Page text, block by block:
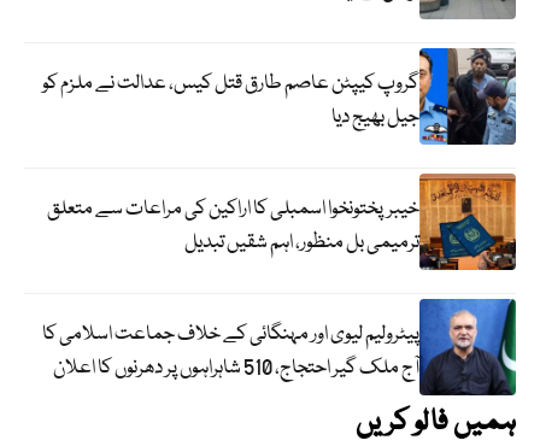
گروپ کیپٹن عاصم طارق قتل کیس، عدالت نے ملزم کو
جیل بھیج دیا
خیبرپختونخوا اسمبلی کا اراکین کی مراعات سے متعلق
ترمیمی بل منظور، اہم شقیں تبدیل
پیٹرولیم لیوی اور مہنگائی کے خلاف جماعت اسلامی کا
آج ملک گیر احتجاج، 510 شاہراہوں پر دھرنوں کا اعلان
ہمیں فالو کریں